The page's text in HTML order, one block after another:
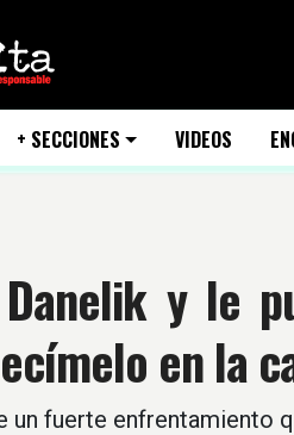
+ SECCIONES VIDEOS
y le
en la
fuerte enfrentamiento